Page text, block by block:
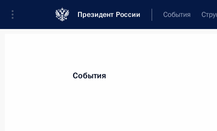
Президент России События
События